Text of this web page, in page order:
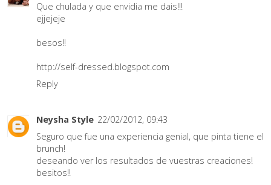
Que chulada y que envidia me dais!!!
ejjejeje
besos!!
http://self-dressed.blogspot.com
Reply
Neysha Style 22/02/2012, 09:43
Seguro que fue una experiencia genial, que pinta tiene el
brunch!
deseando ver los resultados de vuestras creaciones!
besitos!!